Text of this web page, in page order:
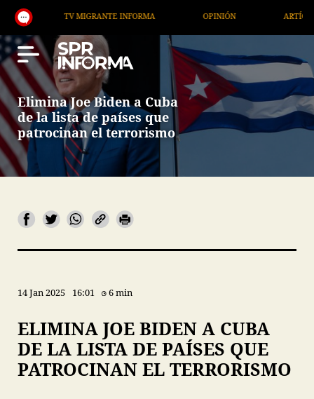
TV MIGRANTE INFORMA
Elimina Joe Biden a Cuba
de la lista de países que
patrocinan el terrorismo
14 Jan 2025 16:01 6 min
ELIMINA JOE BIDEN A CUBA
DE LA LISTA DE PAÍSES QUE
PATROCINAN EL TERRORISMO